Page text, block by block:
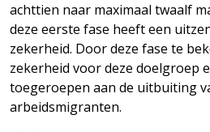
achttien naar maximaal twaalf
deze eerste fase heeft een
zekerheid. Door deze fase te
zekerheid voor deze doelgroep
toegeroepen aan de uitbuiting
arbeidsmigranten.